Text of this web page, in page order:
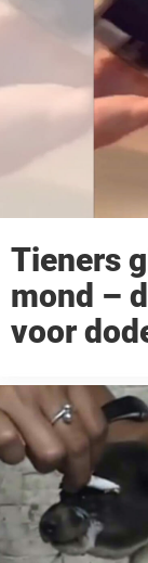
Tieners
mond –
voor